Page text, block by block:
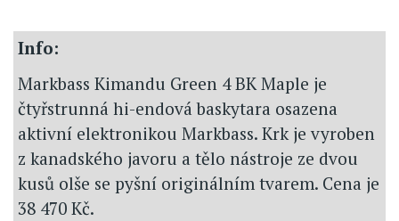
Info:
Markbass Kimandu Green 4 BK Maple je
čtyřstrunná hi-endová baskytara osazena
aktivní elektronikou Markbass. Krk je vyroben
z kanadského javoru a tělo nástroje ze dvou
kusů olše se pyšní originálním tvarem. Cena je
38 470 Kč.